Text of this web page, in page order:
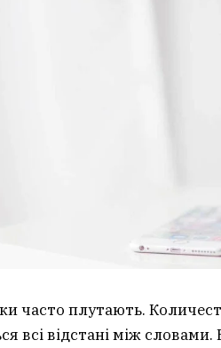
часто плутають.
всі відстані між